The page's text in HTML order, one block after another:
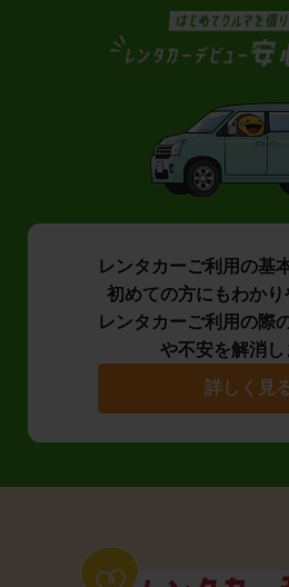
レンタカーご利用の基
初めての方にもわかり
レンタカーご利用の際
や不安を解消し
詳しく見